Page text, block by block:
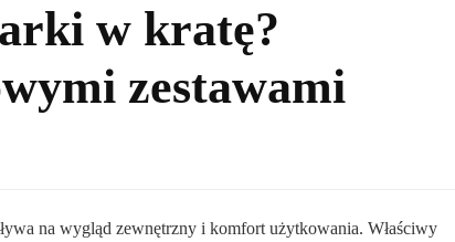
w kratę?
zestawami
na wygląd zewnętrzny i komfort użytkowania. Właściwy